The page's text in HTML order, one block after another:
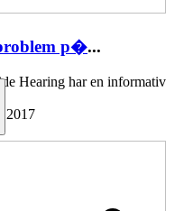
p�...
Hearing har en informativ
2017